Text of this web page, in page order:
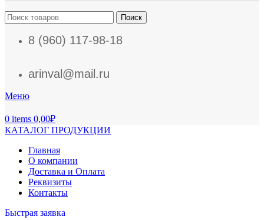
Поиск
8 (960) 117-98-18
arinval@mail.ru
Меню
0 items 0,00₽
КАТАЛОГ ПРОДУКЦИИ
Главная
О компании
Доставка и Оплата
Реквизиты
Контакты
Быстрая заявка